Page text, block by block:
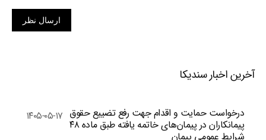
ارسال نظر
آخرین اخبار سندیکا
درخواست حمایت و اقدام جهت رفع تضییع حقوق
پیمانکاران در پیمان‌های خاتمه یافته طبق ماده ۴۸
شرایط عمومی پیمان
۱۴۰۵-۰۵-۱۷